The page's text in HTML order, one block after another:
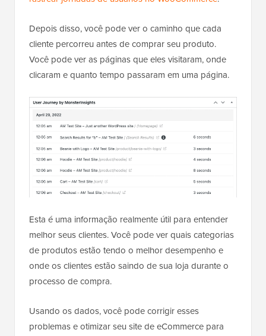
Depois disso, você pode ver o caminho que cada
cliente percorreu antes de comprar seu produto.
Você pode ver as páginas que eles visitaram, onde
clicaram e quanto tempo passaram em uma página.
Esta é uma informação realmente útil para entender
melhor seus clientes. Você pode ver quais categorias
de produtos estão tendo o melhor desempenho e
onde os clientes estão saindo de sua loja durante o
processo de compra.
Usando os dados, você pode corrigir esses
problemas e otimizar seu site de eCommerce para